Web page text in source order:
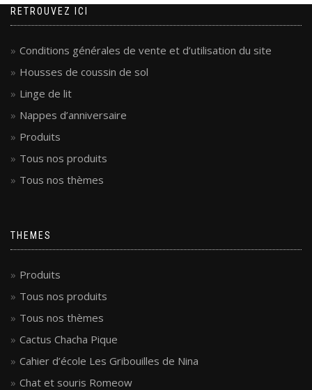
RETROUVEZ ICI
Conditions générales de vente et d’utilisation du site
Housses de coussin de sol
Linge de lit
Nappes d’anniversaire
Produits
Tous nos produits
Tous nos thèmes
THEMES
Produits
Tous nos produits
Tous nos thèmes
Cactus Chacha Pique
Cahier d’école Les Gribouilles de Nina
Chat et souris Romeow